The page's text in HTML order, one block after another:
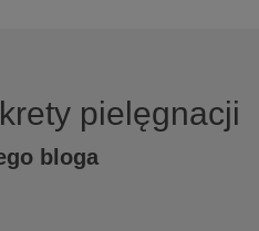
pielęgnacji
bloga